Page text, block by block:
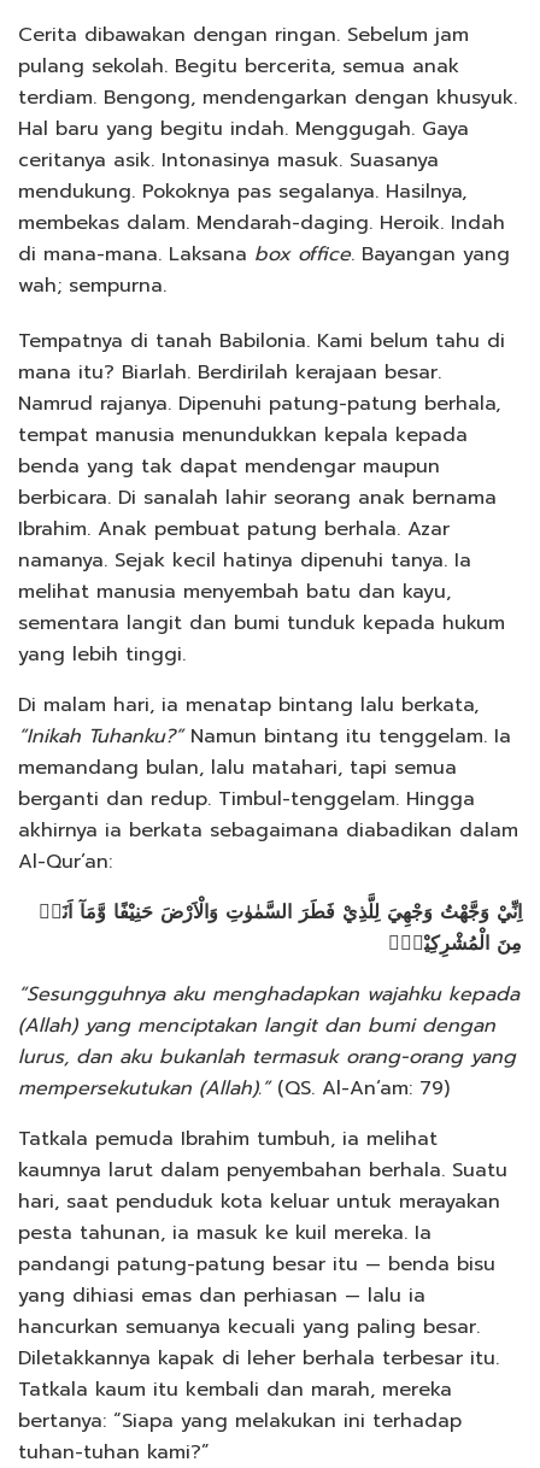
Cerita dibawakan dengan ringan. Sebelum jam
pulang sekolah. Begitu bercerita, semua anak
terdiam. Bengong, mendengarkan dengan khusyuk.
Hal baru yang begitu indah. Menggugah. Gaya
ceritanya asik. Intonasinya masuk. Suasanya
mendukung. Pokoknya pas segalanya. Hasilnya,
membekas dalam. Mendarah-daging. Heroik. Indah
di mana-mana. Laksana box office. Bayangan yang
wah; sempurna.
Tempatnya di tanah Babilonia. Kami belum tahu di
mana itu? Biarlah. Berdirilah kerajaan besar.
Namrud rajanya. Dipenuhi patung-patung berhala,
tempat manusia menundukkan kepala kepada
benda yang tak dapat mendengar maupun
berbicara. Di sanalah lahir seorang anak bernama
Ibrahim. Anak pembuat patung berhala. Azar
namanya. Sejak kecil hatinya dipenuhi tanya. Ia
melihat manusia menyembah batu dan kayu,
sementara langit dan bumi tunduk kepada hukum
yang lebih tinggi.
Di malam hari, ia menatap bintang lalu berkata,
“Inikah Tuhanku?”Namun bintang itu tenggelam. Ia
memandang bulan, lalu matahari, tapi semua
berganti dan redup. Timbul-tenggelam. Hingga
akhirnya ia berkata sebagaimana diabadikan dalam
Al-Qur’an:
اِنِّيْ وَجَّهْتُ وَجْهِيَ لِلَّذِيْ فَطَرَ السَّمٰوٰتِ وَالْاَرْضَ حَنِيْفًا وَّمَآ اَنَا۠
مِنَ الْمُشْرِكِيْنَۚ
“Sesungguhnya aku menghadapkan wajahku kepada
(Allah) yang menciptakan langit dan bumi dengan
lurus, dan aku bukanlah termasuk orang-orang yang
mempersekutukan (Allah).”(QS. Al-An‘am: 79)
Tatkala pemuda Ibrahim tumbuh, ia melihat
kaumnya larut dalam penyembahan berhala. Suatu
hari, saat penduduk kota keluar untuk merayakan
pesta tahunan, ia masuk ke kuil mereka. Ia
pandangi patung-patung besar itu — benda bisu
yang dihiasi emas dan perhiasan — lalu ia
hancurkan semuanya kecuali yang paling besar.
Diletakkannya kapak di leher berhala terbesar itu.
Tatkala kaum itu kembali dan marah, mereka
bertanya: “Siapa yang melakukan ini terhadap
tuhan-tuhan kami?”